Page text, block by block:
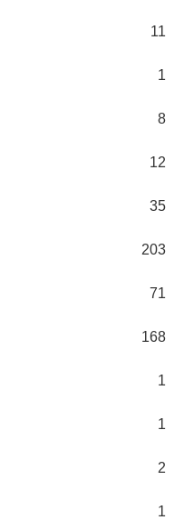
11
1
8
12
35
203
71
168
1
1
2
1